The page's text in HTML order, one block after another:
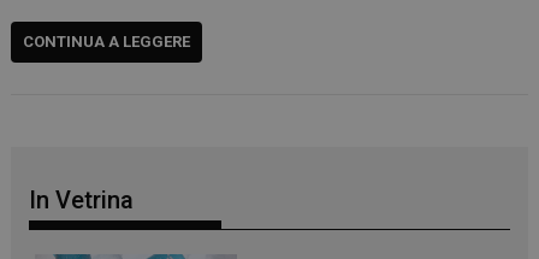
CONTINUA A LEGGERE
In Vetrina